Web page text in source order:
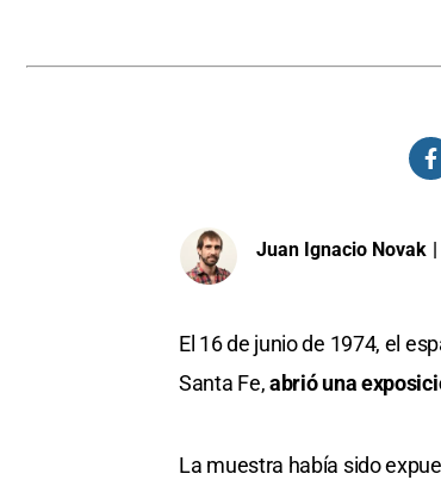
Juan Ignacio Novak |
El 16 de junio de 1974, el
Santa Fe,abrió una
La muestra había sido